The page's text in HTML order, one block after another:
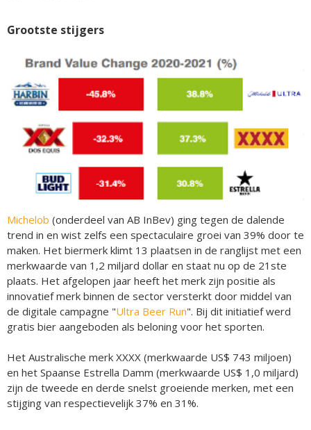
Grootste stijgers
Michelob (onderdeel van AB InBev) ging tegen de dalende
trend in en wist zelfs een spectaculaire groei van 39% door te
maken. Het biermerk klimt 13 plaatsen in de ranglijst met een
merkwaarde van 1,2 miljard dollar en staat nu op de 21ste
plaats. Het afgelopen jaar heeft het merk zijn positie als
innovatief merk binnen de sector versterkt door middel van
de digitale campagne "Ultra Beer Run". Bij dit initiatief werd
gratis bier aangeboden als beloning voor het sporten.
Het Australische merk XXXX (merkwaarde US$ 743 miljoen)
en het Spaanse Estrella Damm (merkwaarde US$ 1,0 miljard)
zijn de tweede en derde snelst groeiende merken, met een
stijging van respectievelijk 37% en 31%.